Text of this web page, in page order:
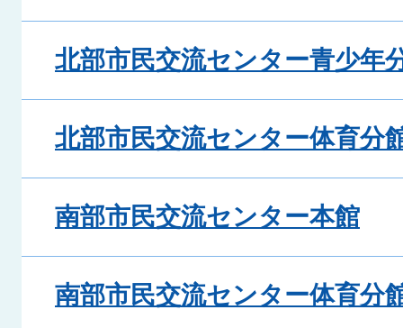
北部市民交流センター青少年
北部市民交流センター体育分
南部市民交流センター本館
南部市民交流センター体育分